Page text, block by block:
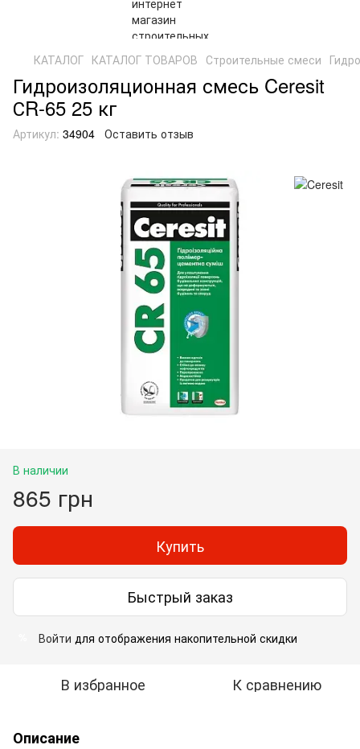
КАТАЛОГ КАТАЛОГ ТОВАРОВ Строительные смеси
Гидроизоляционная смесь Ceresit
СR-65 25 кг
Артикул: 34904 Оставить отзыв
В наличии
865 грн
Купить
Быстрый заказ
Войти для отображения накопительной скидки
В избранное К сравнению
Описание